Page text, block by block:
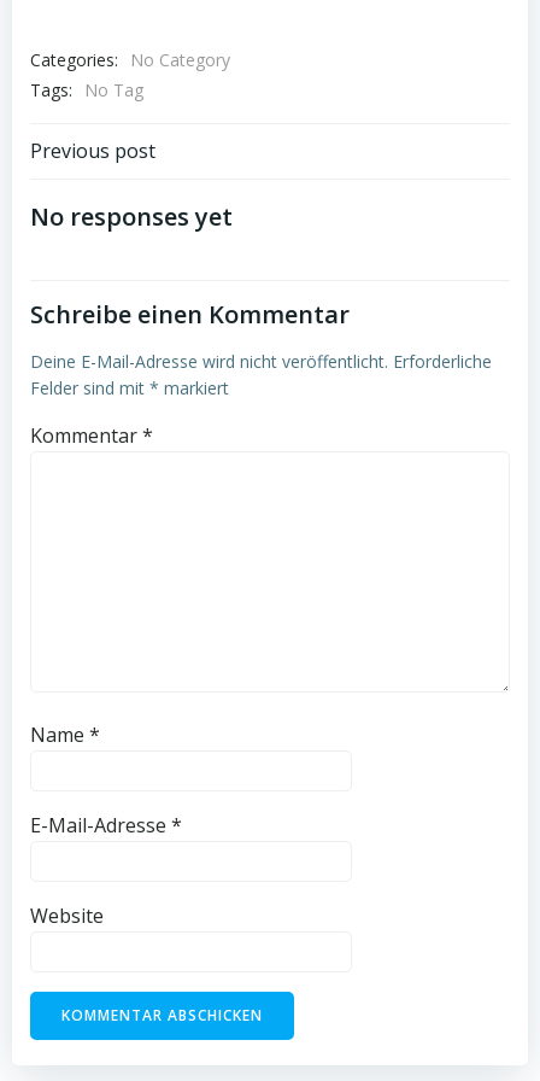
Categories:
No Category
Tags:
No Tag
Post
navigation
Previous post
No responses yet
Schreibe einen Kommentar
Deine E-Mail-Adresse wird nicht veröffentlicht. Erforderliche
Felder sind mit * markiert
Kommentar*
Name *
E-Mail-Adresse *
Website